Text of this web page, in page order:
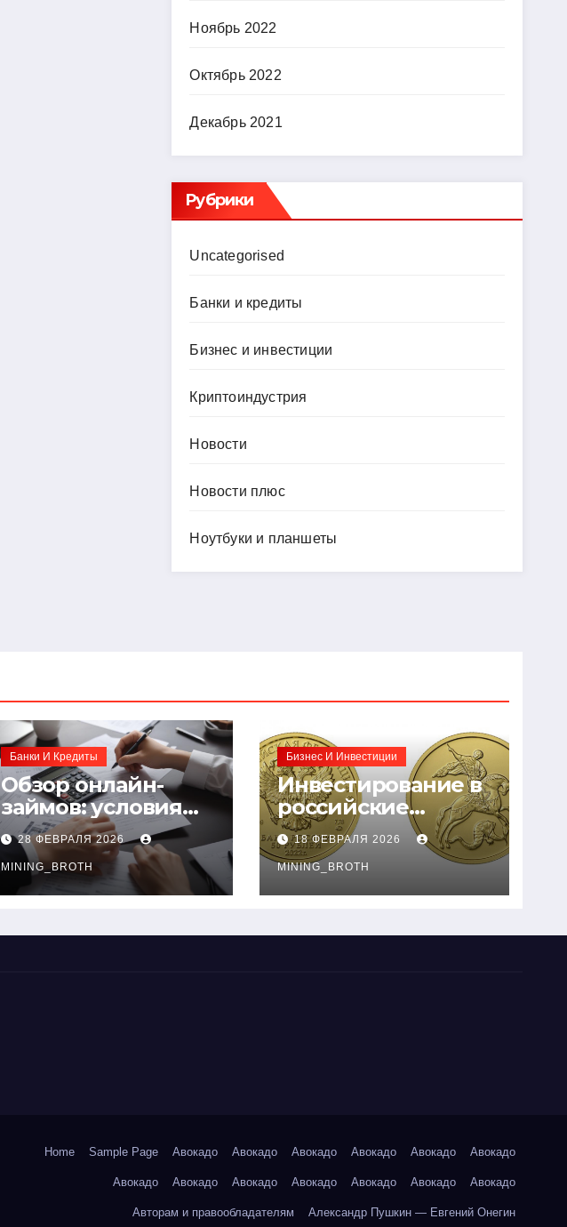
Ноябрь 2022
Октябрь 2022
Декабрь 2021
Рубрики
Uncategorised
Банки и кредиты
Бизнес и инвестиции
Криптоиндустрия
Новости
Новости плюс
Ноутбуки и планшеты
Банки И Кредиты
Обзор онлайн-
займов: условия
выдачи,
процентные
ставки и
требования к
28 ФЕВРАЛЯ 2026
MINING_BROTH
Бизнес И Инвестиции
Инвестирование в
российские
золотые монеты:
подробное
руководство
18 ФЕВРАЛЯ 2026
MINING_BROTH
Home Sample Page Авокадо Авокадо Авокадо Авокадо Авокадо Авокадо
Авокадо Авокадо Авокадо Авокадо Авокадо Авокадо Авокадо
Авторам и правообладателям Александр Пушкин — Евгений Онегин